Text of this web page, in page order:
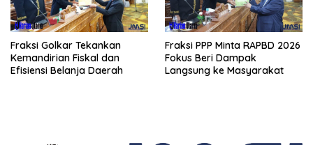
Fraksi Golkar Tekankan
Kemandirian Fiskal dan
Efisiensi Belanja Daerah
Fraksi PPP Minta RAPBD 2026
Fokus Beri Dampak
Langsung ke Masyarakat